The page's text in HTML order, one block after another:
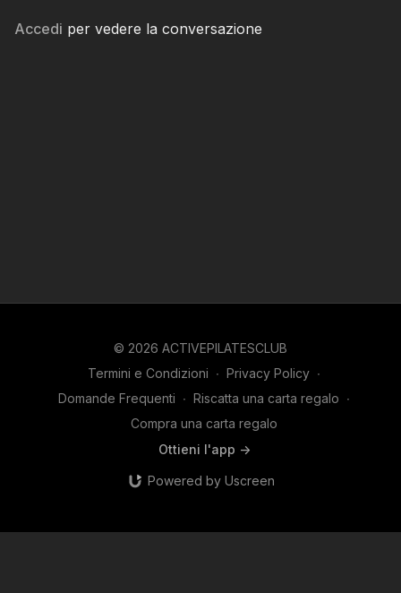
Accedi per vedere la conversazione
© 2026 ACTIVEPILATESCLUB
Termini e Condizioni ∙ Privacy Policy ∙
Domande Frequenti ∙ Riscatta una carta regalo ∙
Compra una carta regalo
Ottieni l'app ->
Powered by Uscreen